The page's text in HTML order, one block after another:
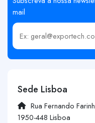
mail
Insira o seu email
Sede Lisboa
Rua Fernando
1950-448 Lisboa